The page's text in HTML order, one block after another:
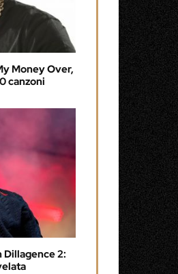
Money Over,
canzoni
Dillagence 2: